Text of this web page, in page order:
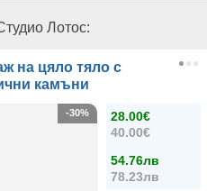
Лотос:
на цяло тяло с
камъни
28.00€
40.00€
54.76лв
78.23лв
-30%